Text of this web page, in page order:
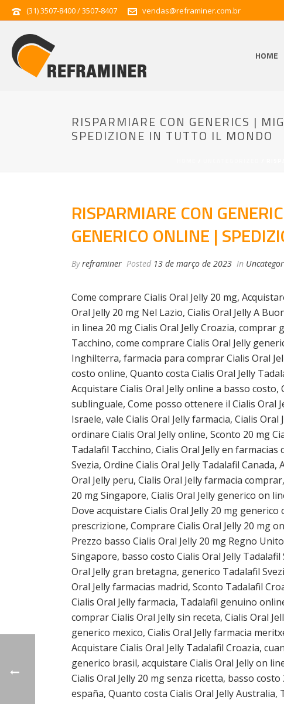
(31) 3507-8400 / 3507-8407 vendas@reframiner.com.br
HOME
RISPARMIARE CON GENERICS |
SPEDIZIONE IN TUTTO IL MONDO
RISPARMIARE CON
GENERICO ONLINE |
Byreframiner Posted 13 de março de 2023 In
Come comprare Cialis Oral Jelly 20 mg,
Oral Jelly 20 mg Nel Lazio, Cialis Oral Jelly A
in linea 20 mg Cialis Oral Jelly Croazia,
Tacchino, come comprare Cialis Oral Jelly
Inghilterra, farmacia para comprar Cialis Oral
costo online, Quanto costa Cialis Oral Jelly
Acquistare Cialis Oral Jelly online a basso
sublinguale, Come posso ottenere il Cialis Oral
Israele, vale Cialis Oral Jelly farmacia, Cialis
ordinare Cialis Oral Jelly online, Sconto 20 mg
Tadalafil Tacchino, Cialis Oral Jelly en
Svezia, Ordine Cialis Oral Jelly Tadalafil
Oral Jelly peru, Cialis Oral Jelly farmacia
20 mg Singapore, Cialis Oral Jelly generico on
Dove acquistare Cialis Oral Jelly 20 mg
prescrizione, Comprare Cialis Oral Jelly 20 mg
Prezzo basso Cialis Oral Jelly 20 mg Regno
Singapore, basso costo Cialis Oral Jelly
Oral Jelly gran bretagna, generico Tadalafil
Oral Jelly farmacias madrid, Sconto Tadalafil
Cialis Oral Jelly farmacia, Tadalafil genuino
comprar Cialis Oral Jelly sin receta, Cialis Oral
generico mexico, Cialis Oral Jelly farmacia
Acquistare Cialis Oral Jelly Tadalafil Croazia,
generico brasil, acquistare Cialis Oral Jelly on
Cialis Oral Jelly 20 mg senza ricetta, basso
españa, Quanto costa Cialis Oral Jelly